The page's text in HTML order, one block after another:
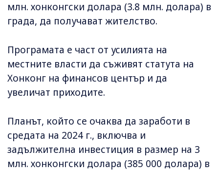
млн. хонконгски долара (3.8 млн. долара) в
града, да получават жителство.
Програмата е част от усилията на
местните власти да съживят статута на
Хонконг на финансов център и да
увеличат приходите.
Планът, който се очаква да заработи в
средата на 2024 г., включва и
задължителна инвестиция в размер на 3
млн. хонконгски долара (385 000 долара) в